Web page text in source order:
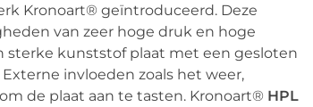
Kronoart® geïntroduceerd. Deze
van zeer hoge druk en hoge
sterke kunststof plaat met een gesloten
invloeden zoals het weer,
de plaat aan te tasten. Kronoart® HPL